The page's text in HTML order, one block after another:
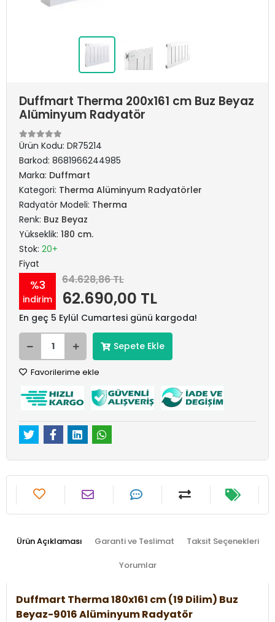
Duffmart Therma 200x161 cm Buz Beyaz
Alüminyum Radyatör
Ürün Kodu: DR75214
Barkod: 8681966244985
Marka: Duffmart
Kategori: Therma Alüminyum Radyatörler
Radyatör Modeli: Therma
Renk: Buz Beyaz
Yükseklik: 180 cm.
Stok: 20+
Fiyat
%3
indirim
64.628,86 TL
62.690,00 TL
En geç 5 Eylül Cumartesi günü kargoda!
Sepete Ekle
Favorilerime ekle
Ürün Açıklaması Garanti ve Teslimat Taksit Seçenekleri
Yorumlar
Duffmart Therma 180x161 cm (19 Dilim) Buz
Beyaz-9016 Alüminyum Radyatör